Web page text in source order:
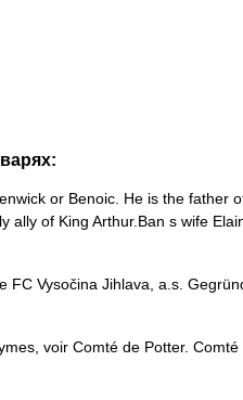
or Benoic. He is the father
of King Arthur.Ban s wife
FC Vysočina Jihlava, a.s.
voir Comté de Potter.